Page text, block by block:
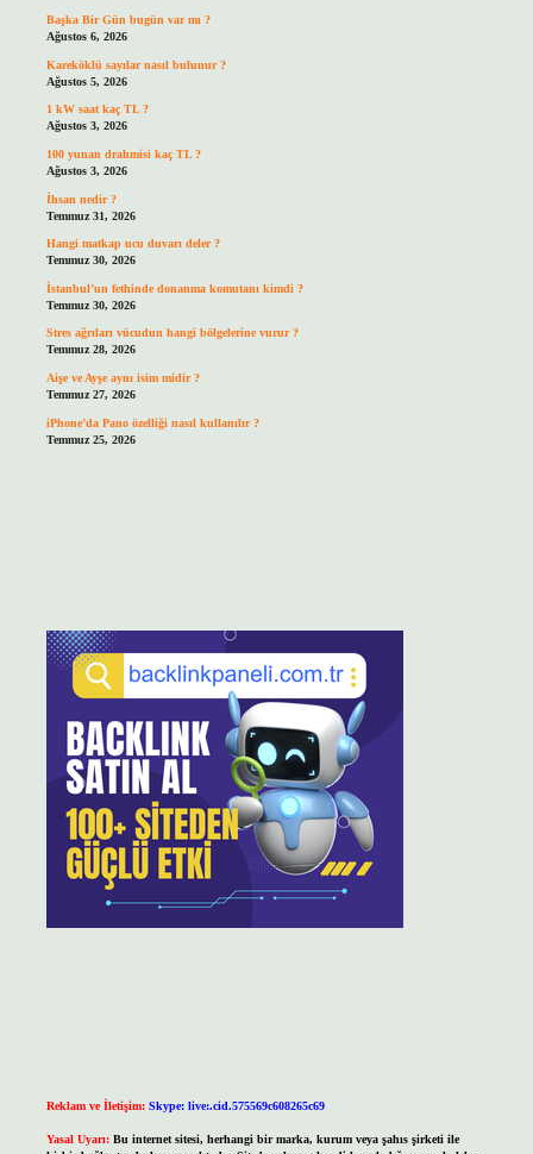
Başka Bir Gün bugün var mı ?
Ağustos 6, 2026
Kareköklü sayılar nasıl bulunur ?
Ağustos 5, 2026
1 kW saat kaç TL ?
Ağustos 3, 2026
100 yunan drahmisi kaç TL ?
Ağustos 3, 2026
İhsan nedir ?
Temmuz 31, 2026
Hangi matkap ucu duvarı deler ?
Temmuz 30, 2026
İstanbul’un fethinde donanma komutanı kimdi ?
Temmuz 30, 2026
Stres ağrıları vücudun hangi bölgelerine vurur ?
Temmuz 28, 2026
Aişe ve Ayşe aynı isim midir ?
Temmuz 27, 2026
iPhone’da Pano özelliği nasıl kullanılır ?
Temmuz 25, 2026
Reklam ve İletişim: Skype: live:.cid.575569c608265c69
Yasal Uyarı: Bu internet sitesi, herhangi bir marka, kurum veya şahıs şirketi ile